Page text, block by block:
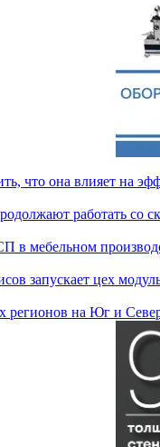
что она влияет на
работать со
в мебельном
запускает цех
регионов на Юг и